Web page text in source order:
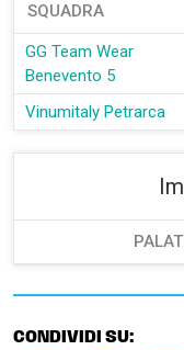
SQUADRA
GG Team Wear
Benevento 5
Vinumitaly Petrarca
CONDIVIDI SU: